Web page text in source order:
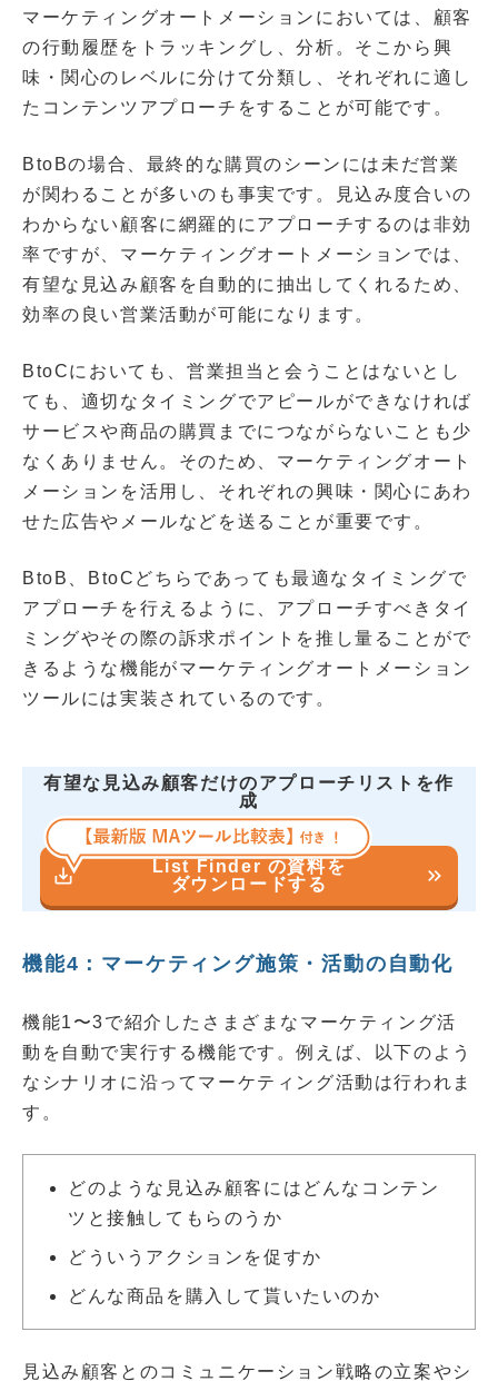
マーケティングオートメーションにおいては、顧客
の行動履歴をトラッキングし、分析。そこから興
味・関心のレベルに分けて分類し、それぞれに適し
たコンテンツアプローチをすることが可能です。
BtoBの場合、最終的な購買のシーンには未だ営業
が関わることが多いのも事実です。見込み度合いの
わからない顧客に網羅的にアプローチするのは非効
率ですが、マーケティングオートメーションでは、
有望な見込み顧客を自動的に抽出してくれるため、
効率の良い営業活動が可能になります。
BtoCにおいても、営業担当と会うことはないとし
ても、適切なタイミングでアピールができなければ
サービスや商品の購買までにつながらないことも少
なくありません。そのため、マーケティングオート
メーションを活用し、それぞれの興味・関心にあわ
せた広告やメールなどを送ることが重要です。
BtoB、BtoCどちらであっても最適なタイミングで
アプローチを行えるように、アプローチすべきタイ
ミングやその際の訴求ポイントを推し量ることがで
きるような機能がマーケティングオートメーション
ツールには実装されているのです。
有望な見込み顧客だけのアプローチリストを作
成
save_alt
List Finder の資料を
ダウンロードする
keyboard_double_arrow_right
機能4：マーケティング施策・活動の自動化
機能1〜3で紹介したさまざまなマーケティング活
動を自動で実行する機能です。例えば、以下のよう
なシナリオに沿ってマーケティング活動は行われま
す。
どのような見込み顧客にはどんなコンテン
ツと接触してもらのうか
どういうアクションを促すか
どんな商品を購入して貰いたいのか
見込み顧客とのコミュニケーション戦略の立案やシ